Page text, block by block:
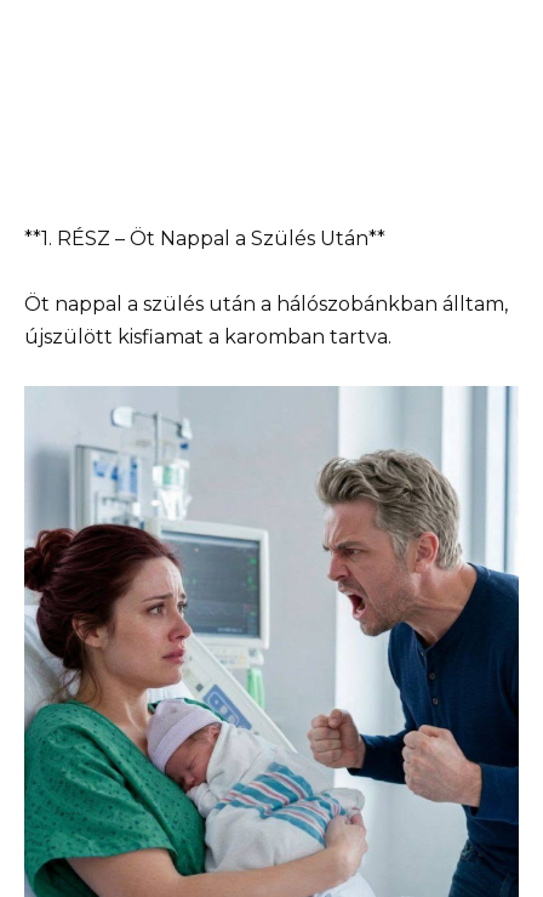
**1. RÉSZ – Öt Nappal a Szülés Után**
Öt nappal a szülés után a hálószobánkban álltam,
újszülött kisfiamat a karomban tartva.